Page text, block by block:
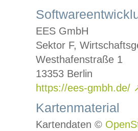
EES GmbH
Sektor F,
Westhafenstraße 1
13353 Berlin
https://ees-gmbh.de/
Kartenmaterial
Kartendaten ©